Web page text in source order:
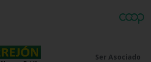
Ser Asociado